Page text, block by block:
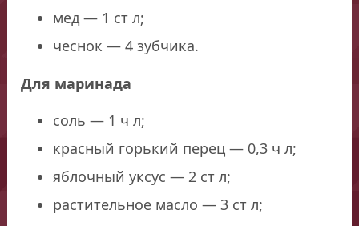
мед — 1 ст л;
чеснок — 4 зубчика.
Для маринада
соль — 1 ч л;
красный горький перец — 0,3 ч л;
яблочный уксус — 2 ст л;
растительное масло — 3 ст л;